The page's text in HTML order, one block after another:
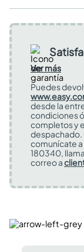
Ver más
Puedes
desde la
condiciones
completos y
despachado.
comunícate
180340,
correo a